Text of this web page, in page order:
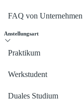
FAQ von Unternehmen
Anstellungsart
Praktikum
Werkstudent
Duales Studium